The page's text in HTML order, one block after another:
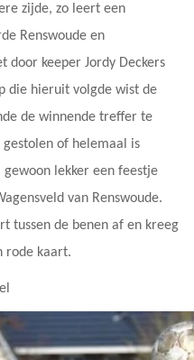
zijde, zo leert een
Renswoude en
door keeper Jordy Deckers
die hieruit volgde wist de
de winnende treffer te
of helemaal is
lekker een feestje
van Renswoude.
tussen de benen af en kreeg
rode kaart.